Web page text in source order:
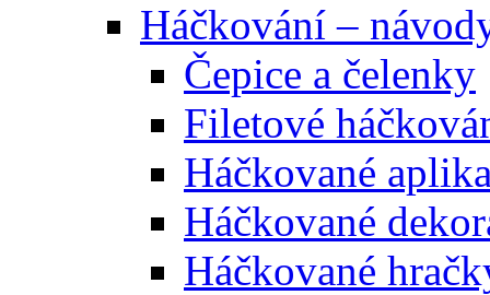
Háčkování –
Čepice a čelenky
Filetové
Háčkované
Háčkované
Háčkované